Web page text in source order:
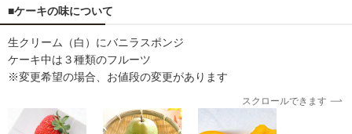
■ケーキの味について
生クリーム（白）にバニラスポンジ
ケーキ中は３種類のフルーツ
※変更希望の場合、お値段の変更があります
スクロールできます